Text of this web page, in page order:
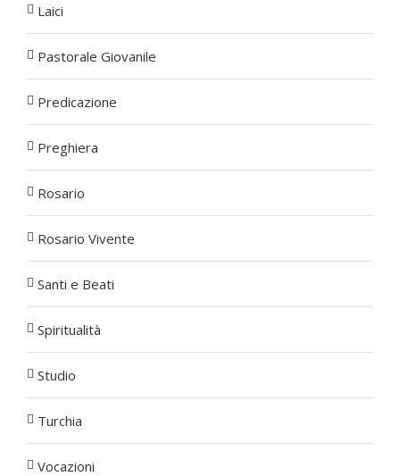
Laici
Pastorale Giovanile
Predicazione
Preghiera
Rosario
Rosario Vivente
Santi e Beati
Spiritualità
Studio
Turchia
Vocazioni